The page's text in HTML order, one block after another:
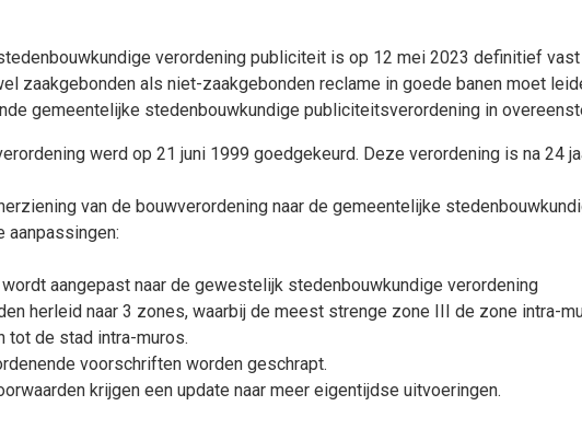
verordening publiciteit is op 12 mei 2023 definitief
zaakgebonden als niet-zaakgebonden reclame in goede banen moet
gemeentelijke stedenbouwkundige publiciteitsverordening in
werd op 21 juni 1999 goedgekeurd. Deze verordening is na 24
van de bouwverordening naar de gemeentelijke
aanpassingen:
aangepast naar de gewestelijk stedenbouwkundige verordening
herleid naar 3 zones, waarbij de meest strenge zone III de zone intra-
tot de stad intra-muros.
voorschriften worden geschrapt.
krijgen een update naar meer eigentijdse uitvoeringen.